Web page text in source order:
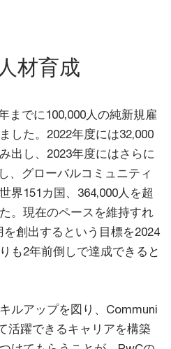
材育成
までに100,000人の純新規雇
した。2022年度には32,000
出し、2023年度にはさらに
、グローバルコミュニティ
界151カ国、364,000人を超
。現在のペースを維持すれ
創出するという目標を2024
も2年前倒しで達成できると
ルアップを図り、Communi
活躍できるキャリアを構築